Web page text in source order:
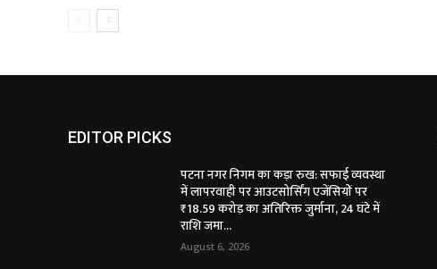
EDITOR PICKS
पटना नगर निगम का कड़ा रुख: सफाई व्यवस्था
में लापरवाही पर आउटसोर्सिंग एजेंसियों पर
₹18.59 करोड़ का अतिरिक्त जुर्माना, 24 घंटे में
राशि जमा...
August 6, 2026